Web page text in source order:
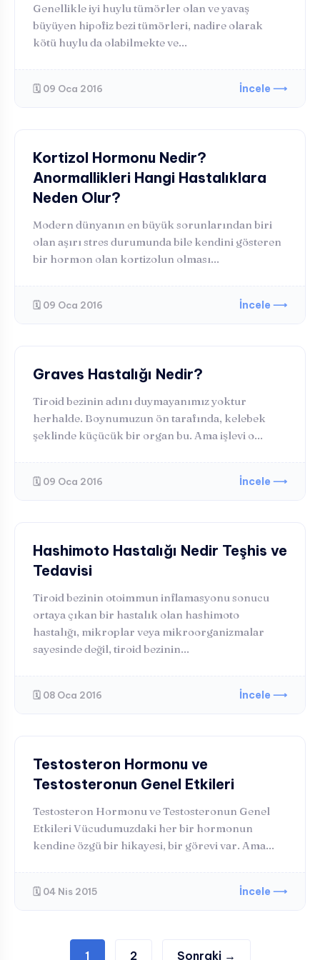
Genellikle iyi huylu tümörler olan ve yavaş
büyüyen hipofiz bezi tümörleri, nadire olarak
kötü huylu da olabilmekte ve...
🗓️ 09 Oca 2016 İncele ⟶
HORMONAL BOZUKLUKLAR
Kortizol Hormonu Nedir?
Anormallikleri Hangi Hastalıklara
Neden Olur?
Modern dünyanın en büyük sorunlarından biri
olan aşırı stres durumunda bile kendini gösteren
bir hormon olan kortizolun olması...
🗓️ 09 Oca 2016 İncele ⟶
HORMONAL BOZUKLUKLAR
Graves Hastalığı Nedir?
Tiroid bezinin adını duymayanımız yoktur
herhalde. Boynumuzun ön tarafında, kelebek
şeklinde küçücük bir organ bu. Ama işlevi o...
🗓️ 09 Oca 2016 İncele ⟶
HORMONAL BOZUKLUKLAR
Hashimoto Hastalığı Nedir Teşhis ve
Tedavisi
Tiroid bezinin otoimmun inflamasyonu sonucu
ortaya çıkan bir hastalık olan hashimoto
hastalığı, mikroplar veya mikroorganizmalar
sayesinde değil, tiroid bezinin...
🗓️ 08 Oca 2016 İncele ⟶
ERKEK
Testosteron Hormonu ve
Testosteronun Genel Etkileri
Testosteron Hormonu ve Testosteronun Genel
Etkileri Vücudumuzdaki her bir hormonun
kendine özgü bir hikayesi, bir görevi var. Ama...
🗓️ 04 Nis 2015 İncele ⟶
1 2 Sonraki →